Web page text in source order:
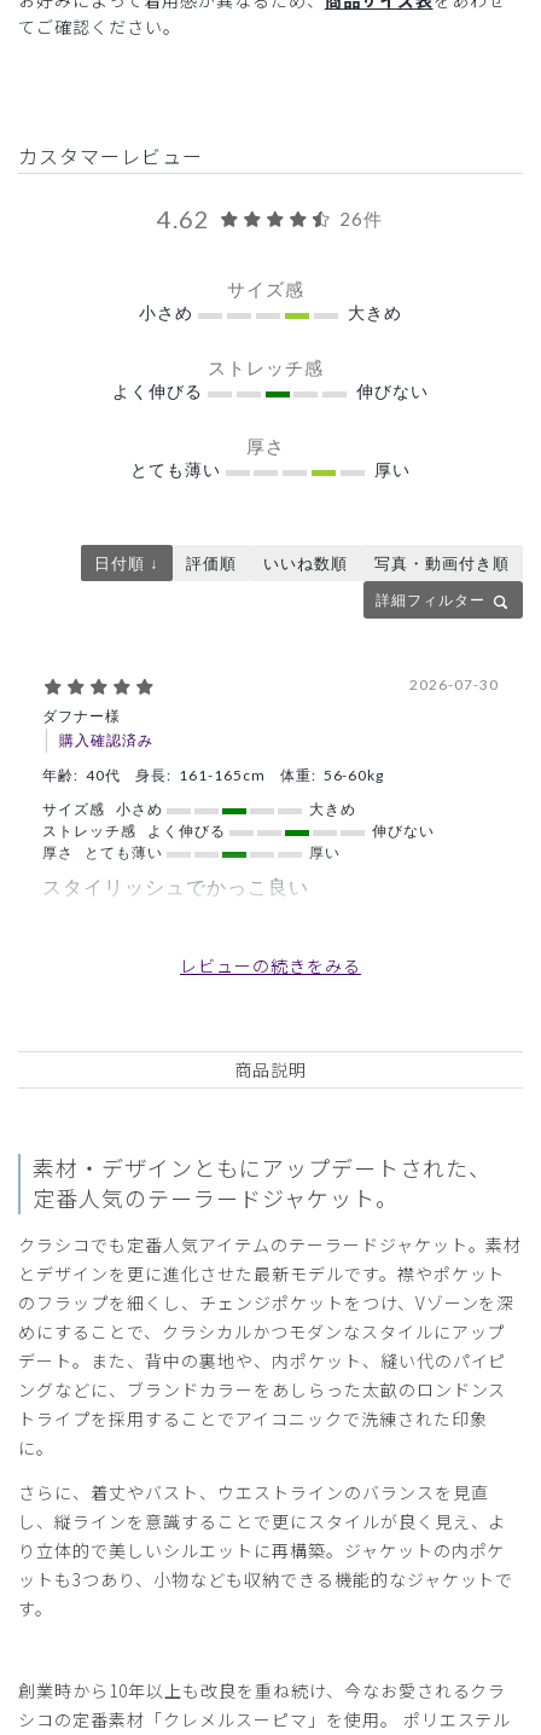
てご確認ください。
カスタマーレビュー
4.62 26件
サイズ感
小さめ 大きめ
ストレッチ感
よく伸びる 伸びない
厚さ
とても薄い 厚い
詳細フィルター
日付順 ↓ 評価順 いいね数順 写真・動画付き順
ダフナー様
購入確認済み
2026-07-30
年齢: 40代 身長: 161-165cm 体重: 56-60kg
サイズ感
小さめ
大きめ
ストレッチ感
よく伸びる
伸びない
厚さ
とても薄い 厚い
スタイリッシュでかっこ良い
ュでかっこ良いと喜んでくれました♪
役に立った 0
B612様
2026-06-29
年齢:60代 身長: 176-180cm 体重:81-85kg
サイズ感
小さめ
大きめ
ストレッチ感 よく伸びる
伸びない
厚さとても薄い 厚い
気に入りました
白衣は、ある意味作業衣ですから
頻繁にかえます
優れた機能のみならず
見た目もだいじです
とても満足しています
レビューの続きをみる
商品説明
素材・デザインともにアップデートされた、
定番人気のテーラードジャケット。
クラシコでも定番人気アイテムのテーラードジャケット。素材
とデザインを更に進化させた最新モデルです。襟やポケット
のフラップを細くし、チェンジポケットをつけ、Vゾーンを深
めにすることで、クラシカルかつモダンなスタイルにアップ
デート。また、背中の裏地や、内ポケット、縫い代のパイピ
ングなどに、ブランドカラーをあしらった太畝のロンドンス
トライプを採用することでアイコニックで洗練された印象
に。
さらに、着丈やバスト、ウエストラインのバランスを見直
し、縦ラインを意識することで更にスタイルが良く見え、よ
り立体的で美しいシルエットに再構築。ジャケットの内ポケ
ットも3つあり、小物なども収納できる機能的なジャケットで
す。
創業時から10年以上も改良を重ね続け、今なお愛されるクラ
シコの定番素材「クレメルスーピマ」を使用。 ポリエステル